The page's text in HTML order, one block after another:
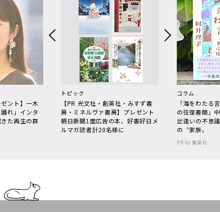
ント】一木
れ」インタ
た再生の群
トピック
【PR 光文社・創英社・みすず書
房・ミネルヴァ書房】プレゼント
朝日新聞1面広告の本、好書好日メ
ルマガ読者計20名様に
コラム
「海をわた
の往復書簡」
出逢いの不思
の〝家族〟
PR by 集英社